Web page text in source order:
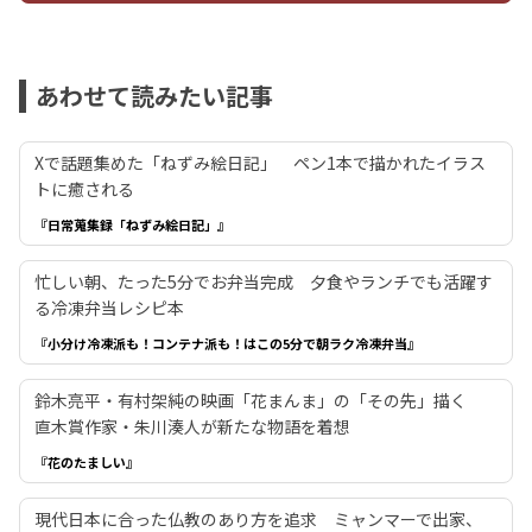
あわせて読みたい記事
Xで話題集めた「ねずみ絵日記」 ペン1本で描かれたイラス
トに癒される
『日常蒐集録「ねずみ絵日記」』
忙しい朝、たった5分でお弁当完成 夕食やランチでも活躍す
る冷凍弁当レシピ本
『小分け冷凍派も！コンテナ派も！はこの5分で朝ラク冷凍弁当』
鈴木亮平・有村架純の映画「花まんま」の「その先」描く
直木賞作家・朱川湊人が新たな物語を着想
『花のたましい』
現代日本に合った仏教のあり方を追求 ミャンマーで出家、